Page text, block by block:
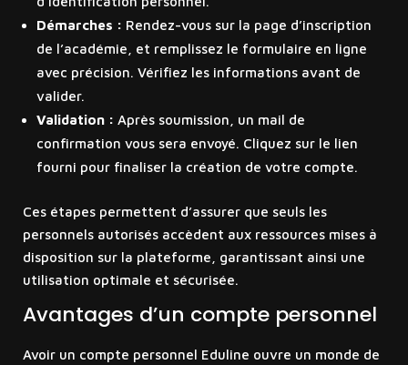
Démarches : Rendez-vous sur la page d’inscription
de l’académie, et remplissez le formulaire en ligne
avec précision. Vérifiez les informations avant de
valider.
Validation : Après soumission, un mail de
confirmation vous sera envoyé. Cliquez sur le lien
fourni pour finaliser la création de votre compte.
Ces étapes permettent d’assurer que seuls les
personnels autorisés accèdent aux ressources mises à
disposition sur la plateforme, garantissant ainsi une
utilisation optimale et sécurisée.
Avantages d’un compte personnel
Avoir un compte personnel Eduline ouvre un monde de